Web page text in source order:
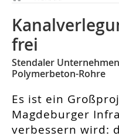
frei
Stendaler
Polymerbeton-Rohre
Es ist ein
Magdeburger
verbessern wird: